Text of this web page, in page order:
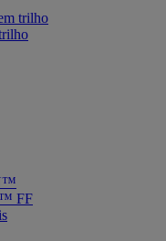
trilho
FF